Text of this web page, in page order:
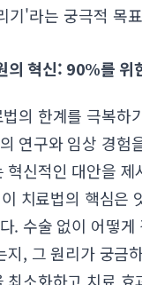
기'라는 궁극적 목
의 혁신: 90%를 위
의 한계를 극복하
연구와 임상 경험
혁신적인 대안을 제
치료법의 핵심은
. 수술 없이 어떻
지, 그 원리가 궁금